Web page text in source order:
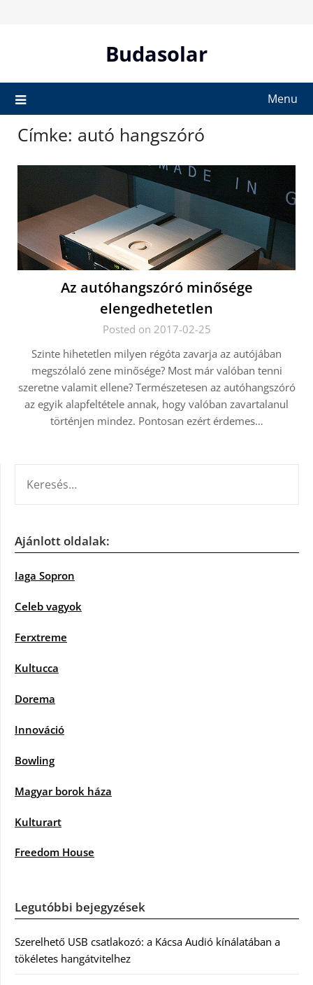
Budasolar
Menu
Címke: autó hangszóró
Az autóhangszóró minősége
elengedhetetlen
Posted on 2017-02-25
Szinte hihetetlen milyen régóta zavarja az autójában
megszólaló zene minősége? Most már valóban tenni
szeretne valamit ellene? Természetesen az autóhangszóró
az egyik alapfeltétele annak, hogy valóban zavartalanul
történjen mindez. Pontosan ezért érdemes…
Ajánlott oldalak:
Iaga Sopron
Celeb vagyok
Ferxtreme
Kultucca
Dorema
Innováció
Bowling
Magyar borok háza
Kulturart
Freedom House
Legutóbbi bejegyzések
Szerelhető USB csatlakozó: a Kácsa Audió kínálatában a
tökéletes hangátvitelhez